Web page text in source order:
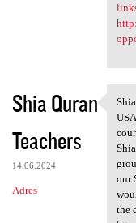
Shia Quran
Teachers
14.06.2024
Adres
our
the